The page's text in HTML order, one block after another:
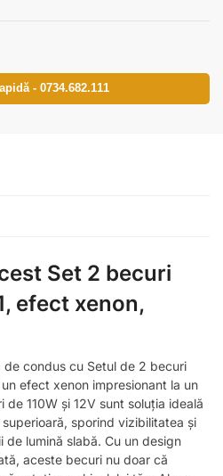
- 0734.682.111
Set 2 becuri
efect xenon,
condus cu Setul de 2 becuri
efect xenon impresionant la un
110W și 12V sunt soluția ideală
sporind vizibilitatea și
lumină slabă. Cu un design
aceste becuri nu doar că